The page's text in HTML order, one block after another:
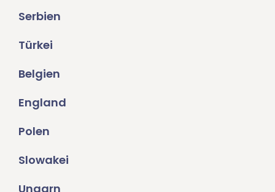
Serbien
Türkei
Belgien
England
Polen
Slowakei
Ungarn